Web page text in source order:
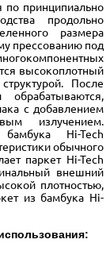
по принципиально
продольно
размера
прессованию под
высокоплотный
После
с добавлением
излучением.
Hi-Tech
обычного
паркет Hi-Tech
внешний
плотностью,
из бамбука Hi-